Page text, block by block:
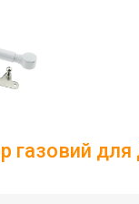
газовий